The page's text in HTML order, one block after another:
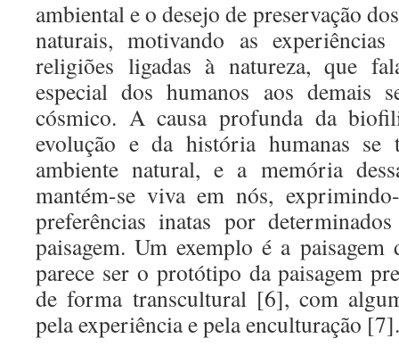
ambiental e o desejo de preservação
naturais, motivando as
religiões ligadas à natureza, que
especial dos humanos aos demais
cósmico. A causa profunda da
evolução e da história humanas se
ambiente natural, e a memória
mantém-se viva em nós,
preferências inatas por
paisagem. Um exemplo é a paisagem
parece ser o protótipo da paisagem
de forma transcultural [6], com
pela experiência e pela enculturação [7].